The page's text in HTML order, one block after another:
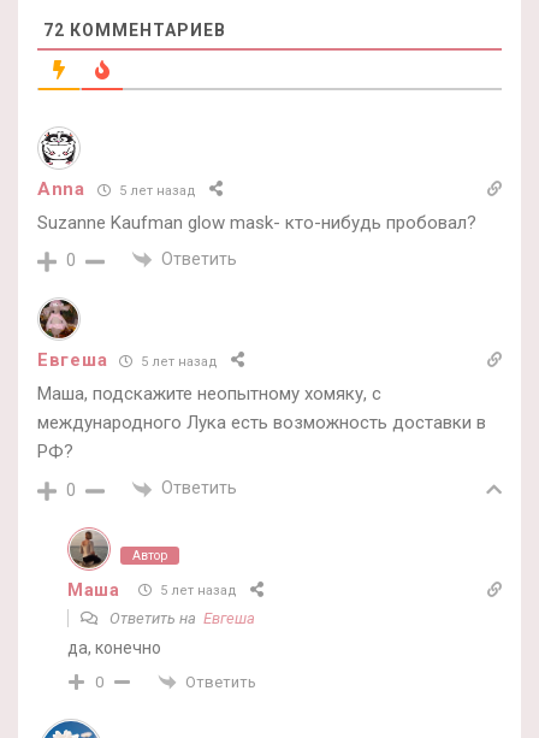
72 КОММЕНТАРИЕВ
Anna 5 лет назад
Suzanne Kaufman glow mask- кто-нибудь пробовал?
0 Ответить
Евгеша 5 лет назад
Маша, подскажите неопытному хомяку, с
международного Лука есть возможность доставки в
РФ?
0 Ответить
Автор
Маша 5 лет назад
Ответить на Евгеша
да, конечно
0 Ответить